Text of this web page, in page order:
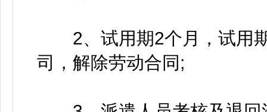
2、试用期2个月，试用期
司，解除劳动合同;